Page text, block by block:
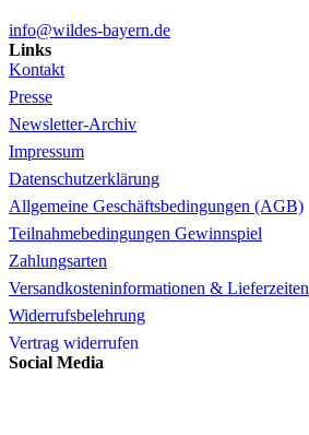
info@wildes-bayern.de
Links
Kontakt
Presse
Newsletter-Archiv
Impressum
Datenschutzerklärung
Allgemeine Geschäftsbedingungen (AGB)
Teilnahmebedingungen Gewinnspiel
Zahlungsarten
Versandkosteninformationen & Lieferzeiten
Widerrufsbelehrung
Vertrag widerrufen
Social Media